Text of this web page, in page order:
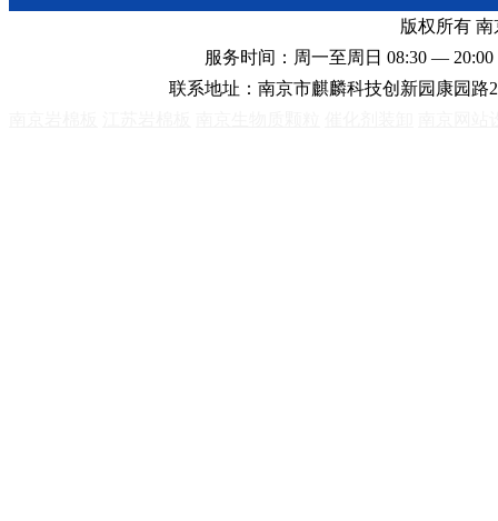
版权所有
服务时间：周一至周日 08:30 —
联系地址：南京市麒麟科技创新园康园